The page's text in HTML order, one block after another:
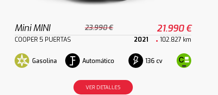
Mini MINI 23.990 € 21.990 €
COOPER 5 PUERTAS 2021 102.827 km
Gasolina Automático 136 cv
VER DETALLES